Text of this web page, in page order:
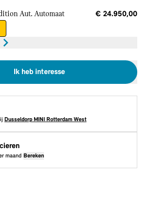
Aut. Automaat € 24.950,00
Ik heb interesse
Dusseldorp MINI Rotterdam West
maand Bereken